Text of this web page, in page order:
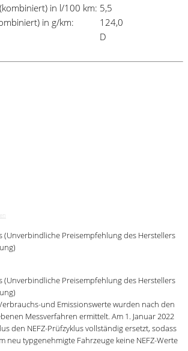
in l/100 km: 5,5
in g/km:
124,0
D
(Unverbindliche Preisempfehlung des Herstellers
(Unverbindliche Preisempfehlung des Herstellers
und Emissionswerte wurden nach den
Messverfahren ermittelt. Am 1. Januar 2022
den NEFZ-Prüfzyklus vollständig ersetzt, sodass
neu typgenehmigte Fahrzeuge keine NEFZ-Werte